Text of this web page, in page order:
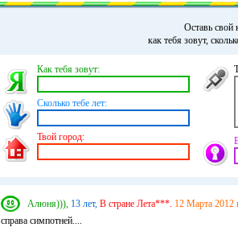
Оставь свой
как тебя зовут,
Как тебя зовут:
Сколько тебе лет:
Твой город:
Алюня))), 13 лет, В стране Лета***. 12 Марта 2012
справа симпотней....